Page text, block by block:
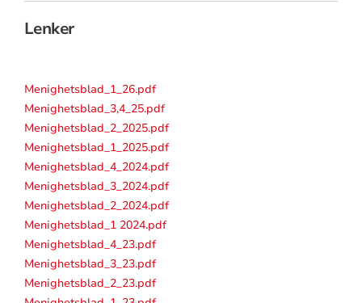
Lenker
Menighetsblad_1_26.pdf
Menighetsblad_3,4_25.pdf
Menighetsblad_2_2025.pdf
Menighetsblad_1_2025.pdf
Menighetsblad_4_2024.pdf
Menighetsblad_3_2024.pdf
Menighetsblad_2_2024.pdf
Menighetsblad_1 2024.pdf
Menighetsblad_4_23.pdf
Menighetsblad_3_23.pdf
Menighetsblad_2_23.pdf